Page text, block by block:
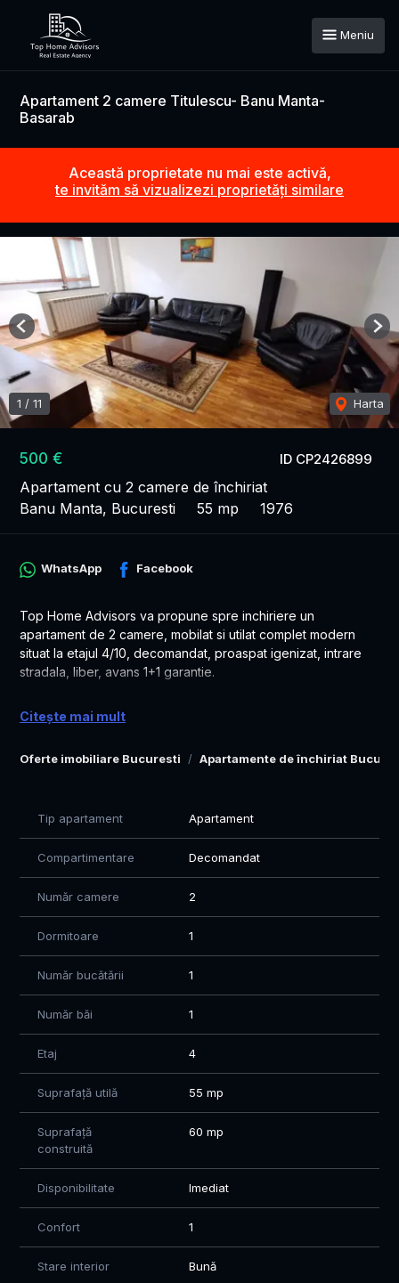
Meniu
Apartament 2 camere Titulescu- Banu Manta-
Basarab
Această proprietate nu mai este activă,
te invităm să vizualizezi proprietăți similare
ID CP2426899
500 €
Apartament cu 2 camere de închiriat
Banu Manta, Bucuresti
55 mp 1976
1 / 11 Harta
Previous
Oferte imobiliare Bucuresti Apartamente de închiriat
WhatsApp Facebook
Top Home Advisors va propune spre inchiriere un
apartament de 2 camere, mobilat si utilat complet modern
situat la etajul 4/10, decomandat, proaspat igenizat, intrare
stradala, liber, avans 1+1 garantie.
Broker exclusiv
Citește mai mult
Tip apartament Apartament
Compartimentare Decomandat
Număr camere 2
Dormitoare 1
Număr bucătării 1
Număr băi 1
Etaj 4
Suprafață utilă 55 mp
Suprafață
construită
60 mp
Disponibilitate Imediat
Confort 1
Stare interior Bună